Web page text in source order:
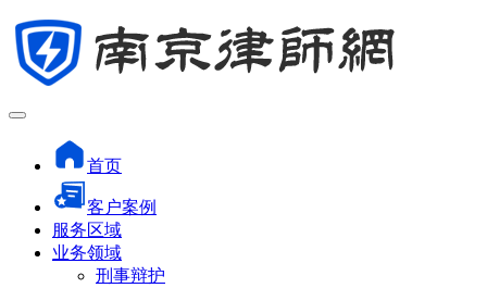
首页
客户案例
服务区域
业务领域
刑事辩护